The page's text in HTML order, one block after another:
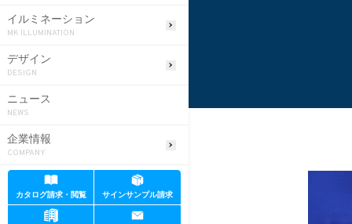
イルミネーション
MK ILLUMINATION
デザイン
DESIGN
ニュース
NEWS
企業情報
COMPANY
カタログ請求・閲覧 サインサンプル請求